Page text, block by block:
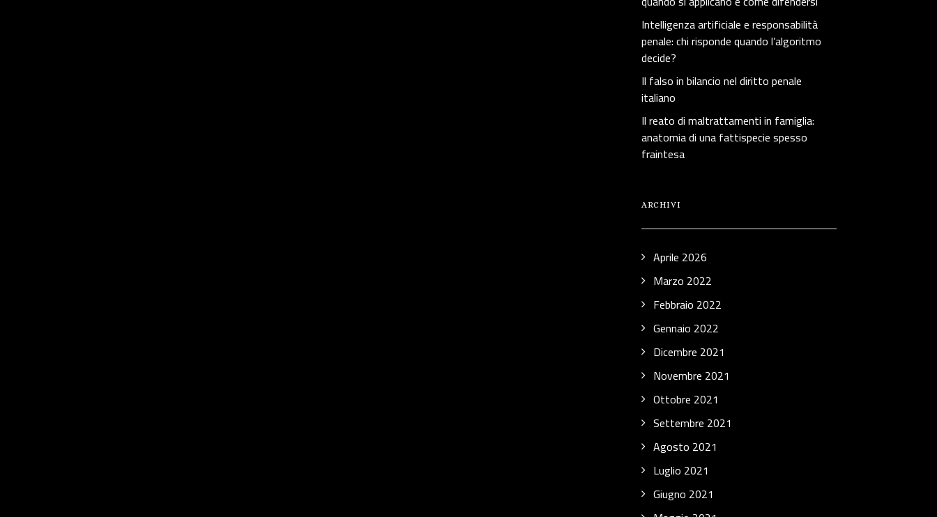
Intelligenza artificiale e responsabilità
penale: chi risponde quando l’algoritmo
decide?
Il falso in bilancio nel diritto penale
italiano
Il reato di maltrattamenti in famiglia:
anatomia di una fattispecie spesso
fraintesa
ARCHIVI
Aprile 2026
Marzo 2022
Febbraio 2022
Gennaio 2022
Dicembre 2021
Novembre 2021
Ottobre 2021
Settembre 2021
Agosto 2021
Luglio 2021
Giugno 2021